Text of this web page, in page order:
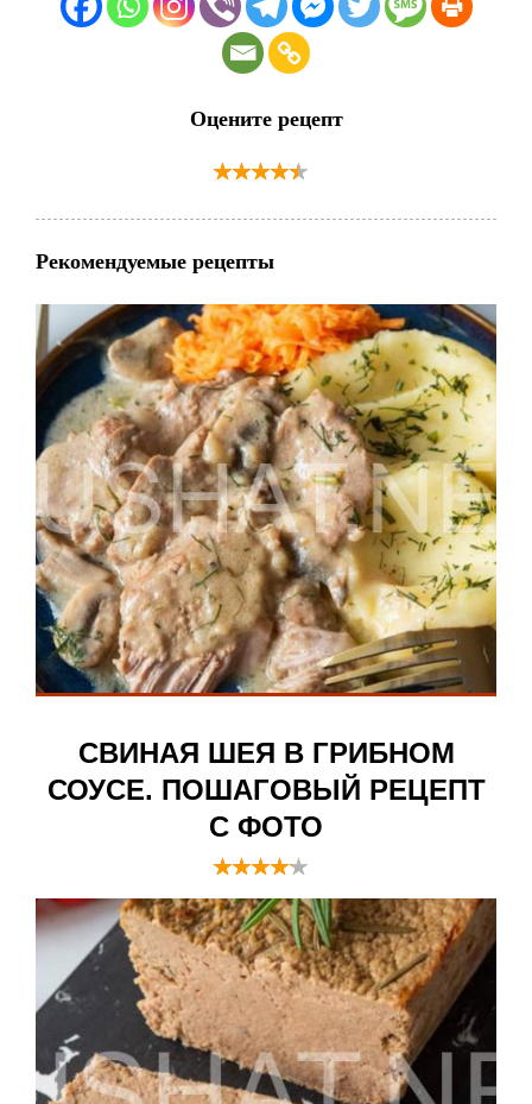
Оцените рецепт
Рекомендуемые рецепты
СВИНАЯ ШЕЯ В ГРИБНОМ
СОУСЕ. ПОШАГОВЫЙ РЕЦЕПТ
С ФОТО